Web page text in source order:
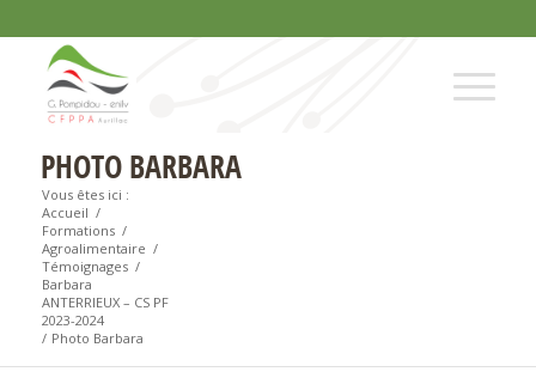
PHOTO BARBARA
Vous êtes ici :
Accueil /
Formations /
Agroalimentaire /
Témoignages /
Barbara
ANTERRIEUX – CS PF
2023-2024
/ Photo Barbara